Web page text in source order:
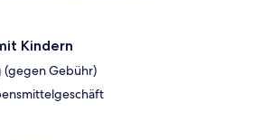
Kindern
(gegen Gebühr)